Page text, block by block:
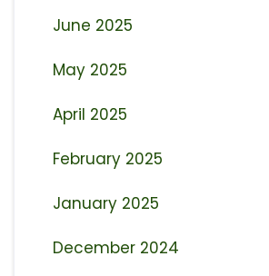
June 2025
May 2025
April 2025
February 2025
January 2025
December 2024